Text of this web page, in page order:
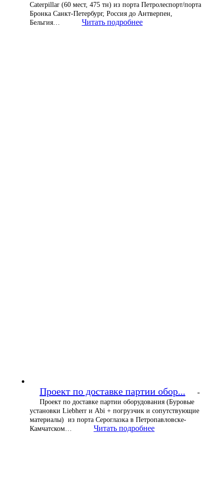
Caterpillar (60 мест, 475 тн) из порта Петролеспорт/порта
Бронка Санкт-Петербург, Россия до Антверпен,
Бельгия…
Читать подробнее
Проект по доставке партии обор... -
Проект по доставке партии оборудования (Буровые
установки Liebherr и Abi + погрузчик и сопутствующие
материалы) из порта Сероглазка в Петропавловске-
Камчатском…
Читать подробнее